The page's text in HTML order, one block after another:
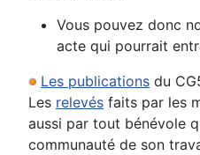
Vous pouvez donc
acte qui pourrait
Les publications du
Les relevés faits par les
aussi par tout bénévole
communauté de son